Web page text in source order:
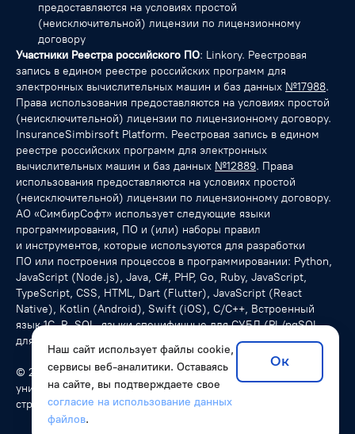
предоставляются на условиях простой
(неисключительной) лицензии по лицензионному
договору
Участники Реестра российского ПО: Linkory. Реестровая
запись в едином реестре российских программ для
электронных вычислительных машин и баз данных №17988.
Права использования предоставляются на условиях простой
(неисключительной) лицензии по лицензионному договору.
InsuranceSimbirsoft Platform. Реестровая запись в едином
реестре российских программ для электронных
вычислительных машин и баз данных №12889. Права
использования предоставляются на условиях простой
(неисключительной) лицензии по лицензионному договору.
АО «СимбирСофт» использует следующие языки
программирования, ПО и (или) наборы правил
и инструментов, которые используются для разработки
ПО или построения процессов в программировании: Python,
JavaScript (Node.js), Java, C#, PHP, Go, Ruby, JavaScript,
TypeScript, CSS, HTML, Dart (Flutter), JavaScript (React
Native), Kotlin (Android), Swift (iOS), С/C++, Встроенный
язык 1С, R, SQL, языки специфичные для СУБД (PL/pgSQL
для PostgreSQL), NoSQL-запросы.
© 2026 SimbirSoft, ISO 9001:2015. Мы разрабатываем
уникальные программные решения для компаний из разных
стран.
Наш сайт использует файлы cookie,
сервисы веб-аналитики. Оставаясь
на сайте, вы подтверждаете свое
согласие на использование данных
файлов.
Ок